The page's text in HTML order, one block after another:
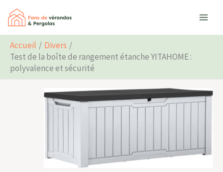
Aller
contenu
Accueil
Divers
Test de la boîte de rangement étanche YITAHOME :
polyvalence et sécurité
Rechercher